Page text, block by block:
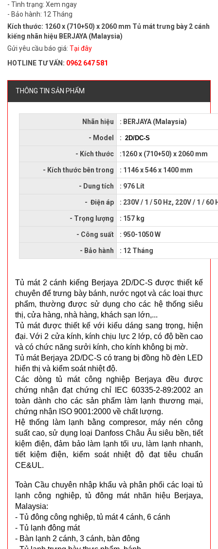
- Tình trạng: Xem ngay
- Bảo hành: 12 Tháng
Kích thước: 1260 x (710+50) x 2060 mm Tủ mát trưng bày 2 cánh
kiếng nhãn hiệu BERJAYA (Malaysia)
Gửi yêu cầu báo giá: Tại đây
HOTLINE TƯ VẤN: 0962 647 581
THÔNG TIN SẢN PHẨM
Nhãn hiệu : BERJAYA (Malaysia)
- Model : 2D/DC-S
- Kích thước :1260 x (710+50) x 2060 mm
- Kích thước bên trong : 1146 x 546 x 1400 mm
- Dung tích : 976 Lít
- Điện áp : 230V / 1 / 50 Hz, 220V / 1 / 60
- Trọng lượng : 157 kg
- Công suất : 950-1050 W
- Bảo hành : 12 Tháng
Tủ mát 2 cánh kiếng Berjaya 2D/DC-S được thiết kế
chuyên để trưng bày bánh, nước ngọt và các loại thực
phẩm, thường được sử dụng cho các hệ thống siêu
thị, cửa hàng, nhà hàng, khách sạn lớn,...
Tủ mát được thiết kế với kiểu dáng sang trọng, hiện
đại. Với 2 cửa kính, kính chịu lực 2 lớp, có độ bền cao
và có chức năng sưởi kính, cho kính không bị mờ.
Tủ mát Berjaya 2D/DC-S có trang bị đồng hồ đèn LED
hiển thị và kiểm soát nhiệt độ.
Các dòng tủ mát công nghiệp Berjaya đều được
chứng nhận đạt chứng chỉ IEC 60335-2-89:2002 an
toàn dành cho các sản phẩm làm lạnh thương mại,
chứng nhận ISO 9001:2000 về chất lượng.
Hệ thống làm lạnh bằng compresor, máy nén công
suất cao, sử dụng loại Danfoss Châu Âu siêu bền, tiết
kiệm điện, đảm bảo làm lạnh tối ưu, làm lạnh nhanh,
tiết kiệm điện, kiểm soát nhiệt độ đạt tiêu chuẩn
CE&UL.
Toàn Cầu chuyên nhập khẩu và phân phối các loại tủ
lạnh công nghiệp, tủ đông mát nhãn hiệu Berjaya,
Malaysia:
- Tủ đông công nghiệp, tủ mát 4 cánh, 6 cánh
- Tủ lạnh đông mát
- Bàn lạnh 2 cánh, 3 cánh, bàn đông